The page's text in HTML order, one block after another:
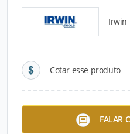
Irwin
Cotar esse produto
FALAR
Detalhes
Descrição do Produto
Trena Irwin® Standard
ergonômico, trava e